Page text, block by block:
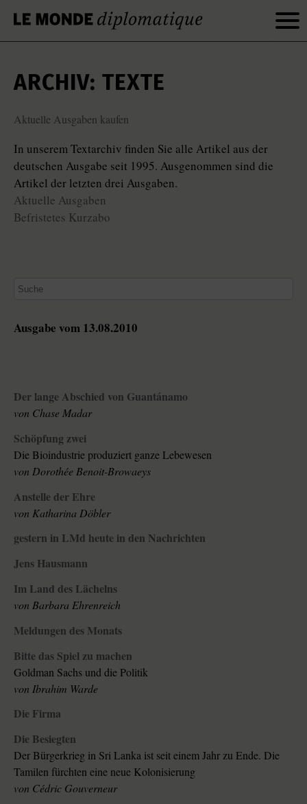
ARCHIV: TEXTE
Aktuelle Ausgaben kaufen
In unserem Textarchiv finden Sie alle Artikel aus der
deutschen Ausgabe seit 1995. Ausgenommen sind die
Artikel der letzten drei Ausgaben.
Aktuelle Ausgaben
Befristetes Kurzabo
Ausgabe vom 13.08.2010
Der lange Abschied von Guantánamo
von Chase Madar
Schöpfung zwei
Die Bioindustrie produziert ganze Lebewesen
von Dorothée Benoit-Browaeys
Anstelle der Ehre
von Katharina Döbler
gestern in LMd heute in den Nachrichten
Jens Hausmann
Im Land des Lächelns
von Barbara Ehrenreich
Meldungen des Monats
Bitte das Spiel zu machen
Goldman Sachs und die Politik
von Ibrahim Warde
Die Firma
Die Besiegten
Der Bürgerkrieg in Sri Lanka ist seit einem Jahr zu Ende. Die
Tamilen fürchten eine neue Kolonisierung
von Cédric Gouverneur